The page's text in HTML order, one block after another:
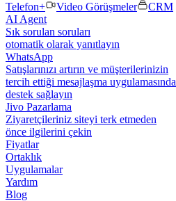
Telefon+
Video Görüşmeler
CRM
AI Agent
Sık sorulan soruları
otomatik olarak yanıtlayın
WhatsApp
Satışlarınızı artırın ve müşterilerinizin
tercih ettiği mesajlaşma uygulamasında
destek sağlayın
Jivo Pazarlama
Ziyaretçileriniz siteyi terk etmeden
önce ilgilerini çekin
Fiyatlar
Ortaklık
Uygulamalar
Yardım
Blog